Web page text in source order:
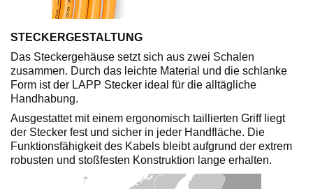
STECKERGESTALTUNG
Das Steckergehäuse setzt sich aus zwei Schalen
zusammen. Durch das leichte Material und die schlanke
Form ist der LAPP Stecker ideal für die alltägliche
Handhabung.
Ausgestattet mit einem ergonomisch taillierten Griff liegt
der Stecker fest und sicher in jeder Handfläche. Die
Funktionsfähigkeit des Kabels bleibt aufgrund der extrem
robusten und stoßfesten Konstruktion lange erhalten.